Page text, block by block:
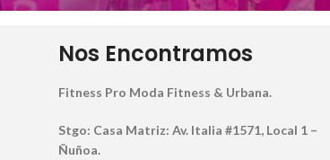
Nos Encontramos
Fitness Pro Moda Fitness & Urbana.
Stgo: Casa Matriz: Av. Italia #1571, Local 1 –
Ñuñoa.